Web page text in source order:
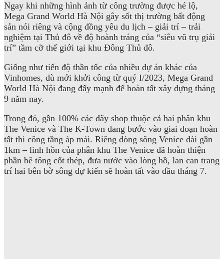
Ngay khi những hình ảnh từ công trường được hé lộ,
Mega Grand World Hà Nội gây sốt thị trường bất động
sản nói riêng và cộng đồng yêu du lịch – giải trí – trải
nghiệm tại Thủ đô về độ hoành tráng của “siêu vũ trụ giải
trí” tầm cỡ thế giới tại khu Đông Thủ đô.
Giống như tiến độ thần tốc của nhiều dự án khác của
Vinhomes, dù mới khởi công từ quý I/2023, Mega Grand
World Hà Nội đang đẩy mạnh để hoàn tất xây dựng tháng
9 năm nay.
Trong đó, gần 100% các dãy shop thuộc cả hai phân khu
The Venice và The K-Town đang bước vào giai đoạn hoàn
tất thi công tầng áp mái. Riêng dòng sông Venice dài gần
1km – linh hồn của phân khu The Venice đã hoàn thiện
phần bê tông cốt thép, đưa nước vào lòng hồ, lan can trang
trí hai bên bờ sông dự kiến sẽ hoàn tất vào đầu tháng 7.